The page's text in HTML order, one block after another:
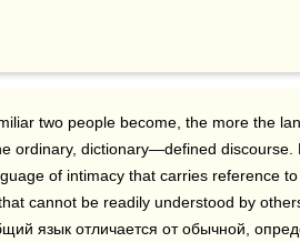
two people become, the more the
ordinary, dictionary—defined discourse.
of intimacy that carries reference
cannot be readily understood by
язык отличается от обычной,